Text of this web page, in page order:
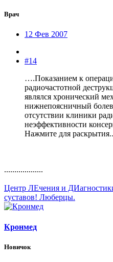
Врач
12 Фев 2007
#14
….Показанием к
радиочастотной
являлся хронический
нижнепоясничный
отсутствии клиники
неэффективности
Нажмите для
...................
Центр ЛЕчения и
суставов! Люберцы.
Кронмед
Новичок